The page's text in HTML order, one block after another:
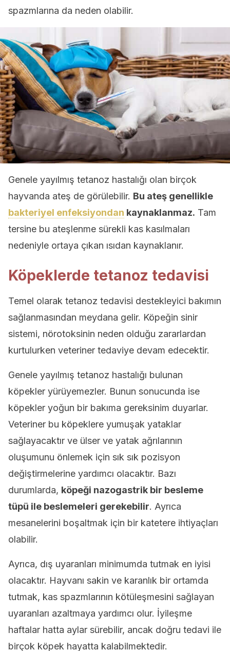
spazmlarına da neden olabilir.
Genele yayılmış tetanoz hastalığı olan birçok
hayvanda ateş de görülebilir. Bu ateş genellikle
bakteriyel enfeksiyondan kaynaklanmaz. Tam
tersine bu ateşlenme sürekli kas kasılmaları
nedeniyle ortaya çıkan ısıdan kaynaklanır.
Köpeklerde tetanoz tedavisi
Temel olarak tetanoz tedavisi destekleyici bakımın
sağlanmasından meydana gelir. Köpeğin sinir
sistemi, nörotoksinin neden olduğu zararlardan
kurtulurken veteriner tedaviye devam edecektir.
Genele yayılmış tetanoz hastalığı bulunan
köpekler yürüyemezler. Bunun sonucunda ise
köpekler yoğun bir bakıma gereksinim duyarlar.
Veteriner bu köpeklere yumuşak yataklar
sağlayacaktır ve ülser ve yatak ağrılarının
oluşumunu önlemek için sık sık pozisyon
değiştirmelerine yardımcı olacaktır. Bazı
durumlarda, köpeği nazogastrik bir besleme
tüpü ile beslemeleri gerekebilir. Ayrıca
mesanelerini boşaltmak için bir katetere ihtiyaçları
olabilir.
Ayrıca, dış uyaranları minimumda tutmak en iyisi
olacaktır. Hayvanı sakin ve karanlık bir ortamda
tutmak, kas spazmlarının kötüleşmesini sağlayan
uyaranları azaltmaya yardımcı olur. İyileşme
haftalar hatta aylar sürebilir, ancak doğru tedavi ile
birçok köpek hayatta kalabilmektedir.